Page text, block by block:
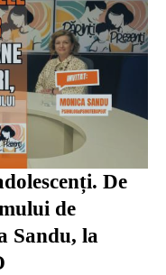
De
de
Sandu, la